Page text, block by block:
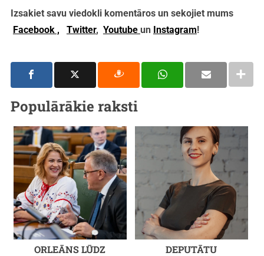
Izsakiet savu viedokli komentāros un sekojiet mums
Facebook ,
Twitter, Youtube un Instagram!
Populārākie raksti
ORLEĀNS LŪDZ
DEPUTĀTU